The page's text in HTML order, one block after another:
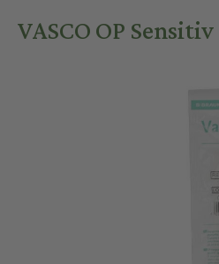
VASCO OP